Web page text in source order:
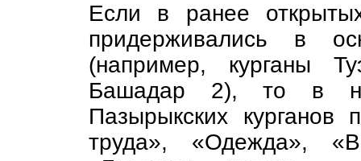
Если в ранее
придерживались в
(например,
Башадар 2), то в
Пазырыкских
труда», «Одежда»,